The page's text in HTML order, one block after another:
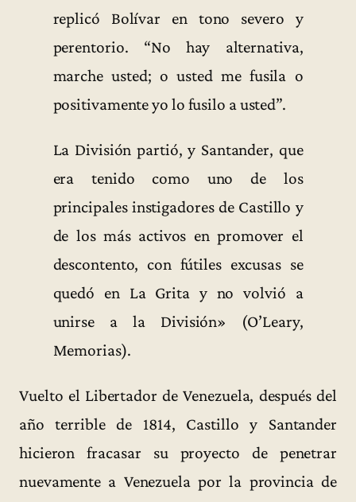
replicó Bolívar en tono severo y
perentorio. “No hay alternativa,
marche usted; o usted me fusila o
positivamente yo lo fusilo a usted”.
La División partió, y Santander, que
era tenido como uno de los
principales instigadores de Castillo y
de los más activos en promover el
descontento, con fútiles excusas se
quedó en La Grita y no volvió a
unirse a la División» (O’Leary,
Memorias).
Vuelto el Libertador de Venezuela, después del
año terrible de 1814, Castillo y Santander
hicieron fracasar su proyecto de penetrar
nuevamente a Venezuela por la provincia de